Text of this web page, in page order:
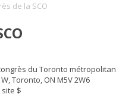
de la SCO
du Toronto métropolitan
Toronto, ON M5V 2W6
$